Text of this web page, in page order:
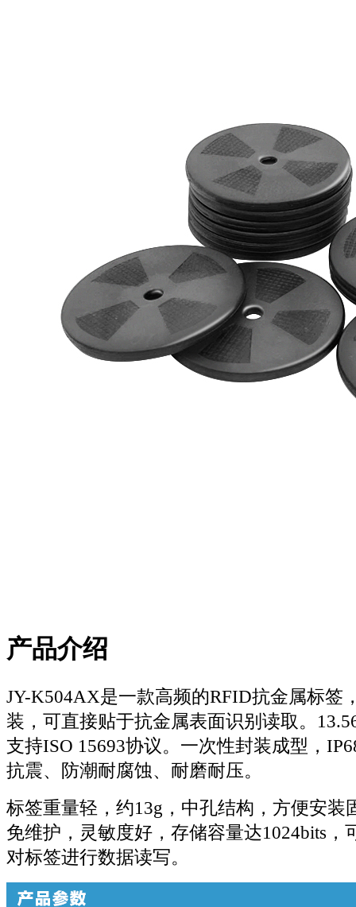
产品介绍
JY-K504AX是一款高频的RFID抗金属标签
装，可直接贴于抗金属表面识别读取。
支持ISO 15693协议。一次性封装成型，
抗震、防潮耐腐蚀、耐磨耐压。
标签重量轻，约13g，中孔结构，方便安装
免维护，灵敏度好，存储容量达1024bits，
对标签进行数据读写。